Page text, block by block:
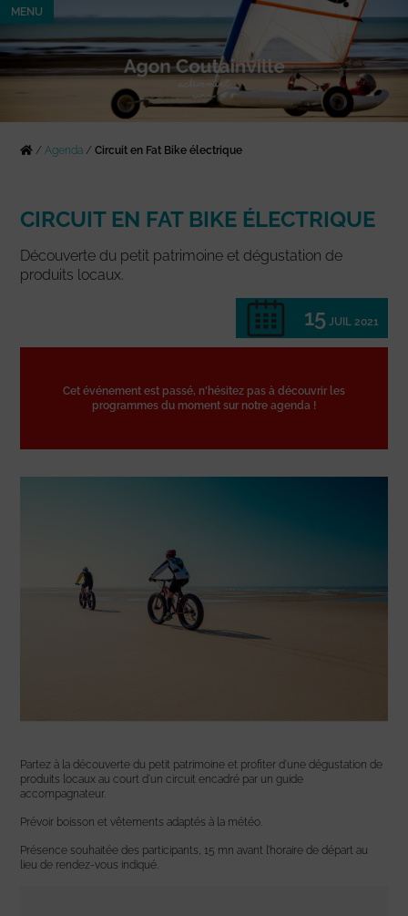
MENU
/Agenda /Circuit en Fat Bike électrique
CIRCUIT EN FAT BIKE ÉLECTRIQUE
Découverte du petit patrimoine et dégustation de
produits locaux.
15 JUIL 2021
Cet événement est passé, n'hésitez pas à découvrir les
programmes du moment sur notre agenda !
Partez à la découverte du petit patrimoine et profiter d’une dégustation de
produits locaux au court d’un circuit encadré par un guide
accompagnateur.
Prévoir boisson et vêtements adaptés à la météo.
Présence souhaitée des participants, 15 mn avant l’horaire de départ au
lieu de rendez-vous indiqué.